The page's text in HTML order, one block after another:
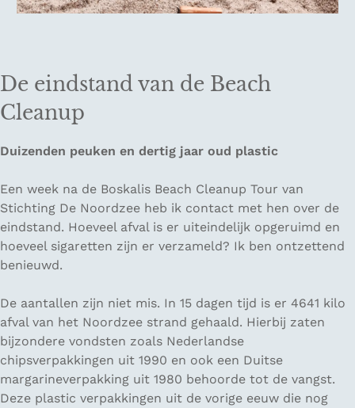
De eindstand van de Beach
Cleanup
Duizenden peuken en dertig jaar oud plastic
Een week na de Boskalis Beach Cleanup Tour van
Stichting De Noordzee heb ik contact met hen over de
eindstand. Hoeveel afval is er uiteindelijk opgeruimd en
hoeveel sigaretten zijn er verzameld? Ik ben ontzettend
benieuwd.
De aantallen zijn niet mis. In 15 dagen tijd is er 4641 kilo
afval van het Noordzee strand gehaald. Hierbij zaten
bijzondere vondsten zoals Nederlandse
chipsverpakkingen uit 1990 en ook een Duitse
margarineverpakking uit 1980 behoorde tot de vangst.
Deze plastic verpakkingen uit de vorige eeuw die nog